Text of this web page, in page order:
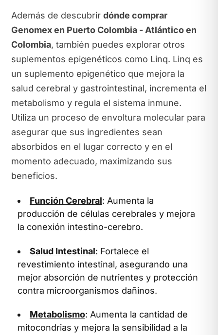
Además de descubrir dónde comprar
Genomex en Puerto Colombia - Atlántico en
Colombia, también puedes explorar otros
suplementos epigenéticos como Linq. Linq es
un suplemento epigenético que mejora la
salud cerebral y gastrointestinal, incrementa el
metabolismo y regula el sistema inmune.
Utiliza un proceso de envoltura molecular para
asegurar que sus ingredientes sean
absorbidos en el lugar correcto y en el
momento adecuado, maximizando sus
beneficios.
Función Cerebral: Aumenta la
producción de células cerebrales y mejora
la conexión intestino-cerebro.
Salud Intestinal: Fortalece el
revestimiento intestinal, asegurando una
mejor absorción de nutrientes y protección
contra microorganismos dañinos.
Metabolismo: Aumenta la cantidad de
mitocondrias y mejora la sensibilidad a la